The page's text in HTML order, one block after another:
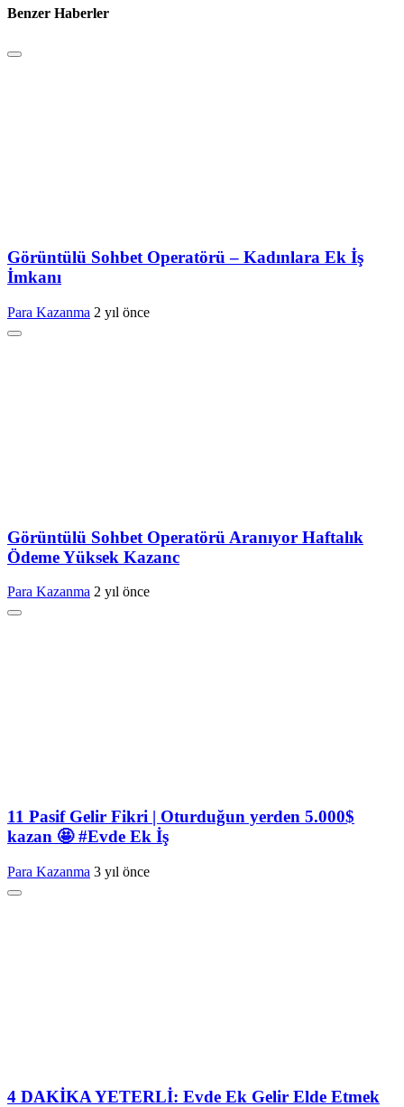
Benzer Haberler
Görüntülü Sohbet Operatörü – Kadınlara Ek İş
İmkanı
Para Kazanma 2 yıl önce
Görüntülü Sohbet Operatörü Aranıyor Haftalık
Ödeme Yüksek Kazanc
Para Kazanma 2 yıl önce
11 Pasif Gelir Fikri | Oturduğun yerden 5.000$
kazan 🤩 #Evde Ek İş
Para Kazanma 3 yıl önce
4 DAKİKA YETERLİ: Evde Ek Gelir Elde Etmek